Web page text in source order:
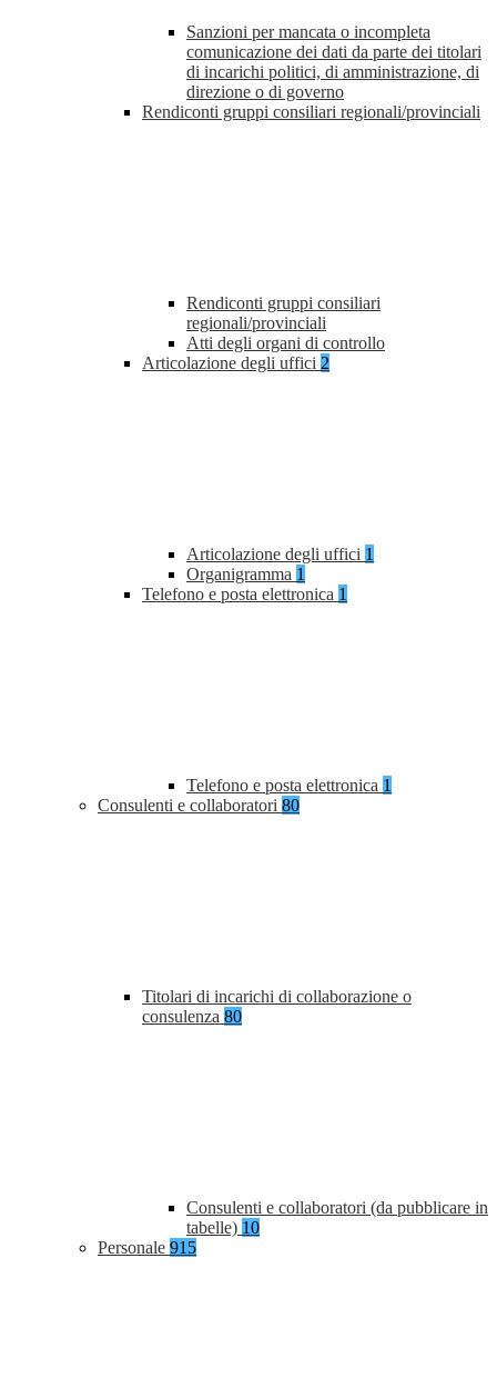
Sanzioni per mancata o incompleta
comunicazione dei dati da parte dei titolari
di incarichi politici, di amministrazione, di
direzione o di governo
Rendiconti gruppi consiliari regionali/provinciali
Rendiconti gruppi consiliari
regionali/provinciali
Atti degli organi di controllo
Articolazione degli uffici 2
Articolazione degli uffici 1
Organigramma 1
Telefono e posta elettronica 1
Telefono e posta elettronica 1
Consulenti e collaboratori 80
Titolari di incarichi di collaborazione o
consulenza 80
Consulenti e collaboratori (da pubblicare in
tabelle) 10
Personale 915